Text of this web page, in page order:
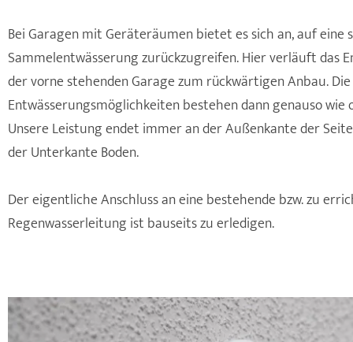
Bei Garagen mit Geräteräumen bietet es sich an, auf eine
Sammelentwässerung zurückzugreifen. Hier verläuft das
der vorne stehenden Garage zum rückwärtigen Anbau. Die
Entwässerungsmöglichkeiten bestehen dann genauso
Unsere Leistung endet immer an der Außenkante der
der Unterkante Boden.
Der eigentliche Anschluss an eine bestehende bzw. zu
Regenwasserleitung ist bauseits zu erledigen.